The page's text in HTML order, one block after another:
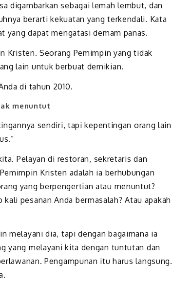
digambarkan sebagai lemah lembut, dan
berarti kekuatan yang terkendali. Kata
yang dapat mengatasi demam panas.
Kristen. Seorang Pemimpin yang tidak
lain untuk berbuat demikian.
di tahun 2010.
menuntut
sendiri, tapi kepentingan orang lain
Pelayan di restoran, sekretaris dan
Kristen adalah ia berhubungan
yang berpengertian atau menuntut?
pesanan Anda bermasalah? Atau apakah
melayani dia, tapi dengan bagaimana ia
yang melayani kita dengan tuntutan dan
Pengampunan itu harus langsung.